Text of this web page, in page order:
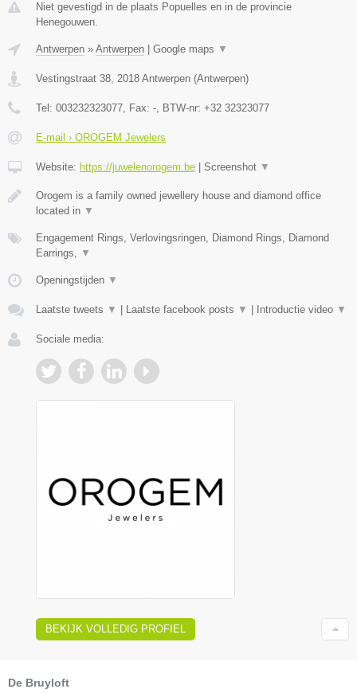
Niet gevestigd in de plaats Popuelles en in de provincie
Henegouwen.
Antwerpen » Antwerpen Google maps ▼
Vestingstraat 38, 2018 Antwerpen (Antwerpen)
Tel: 003232323077, Fax: -, BTW-nr: +32 32323077
E-mail › OROGEM Jewelers
Website: https://juwelenorogem.be Screenshot ▼
Orogem is a family owned jewellery house and diamond office
located in ▼
Engagement Rings, Verlovingsringen, Diamond Rings, Diamond
Earrings, ▼
Openingstijden ▼
Laatste tweets ▼ Laatste facebook posts ▼ Introductie video ▼
Sociale media:
BEKIJK VOLLEDIG PROFIEL
De Bruyloft